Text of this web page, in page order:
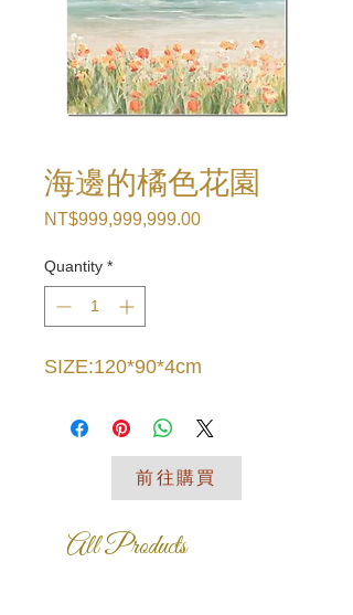
海邊的橘色花園
NT$999,999,999.00Price
Quantity *
SIZE:120*90*4cm
前往購買
All Products